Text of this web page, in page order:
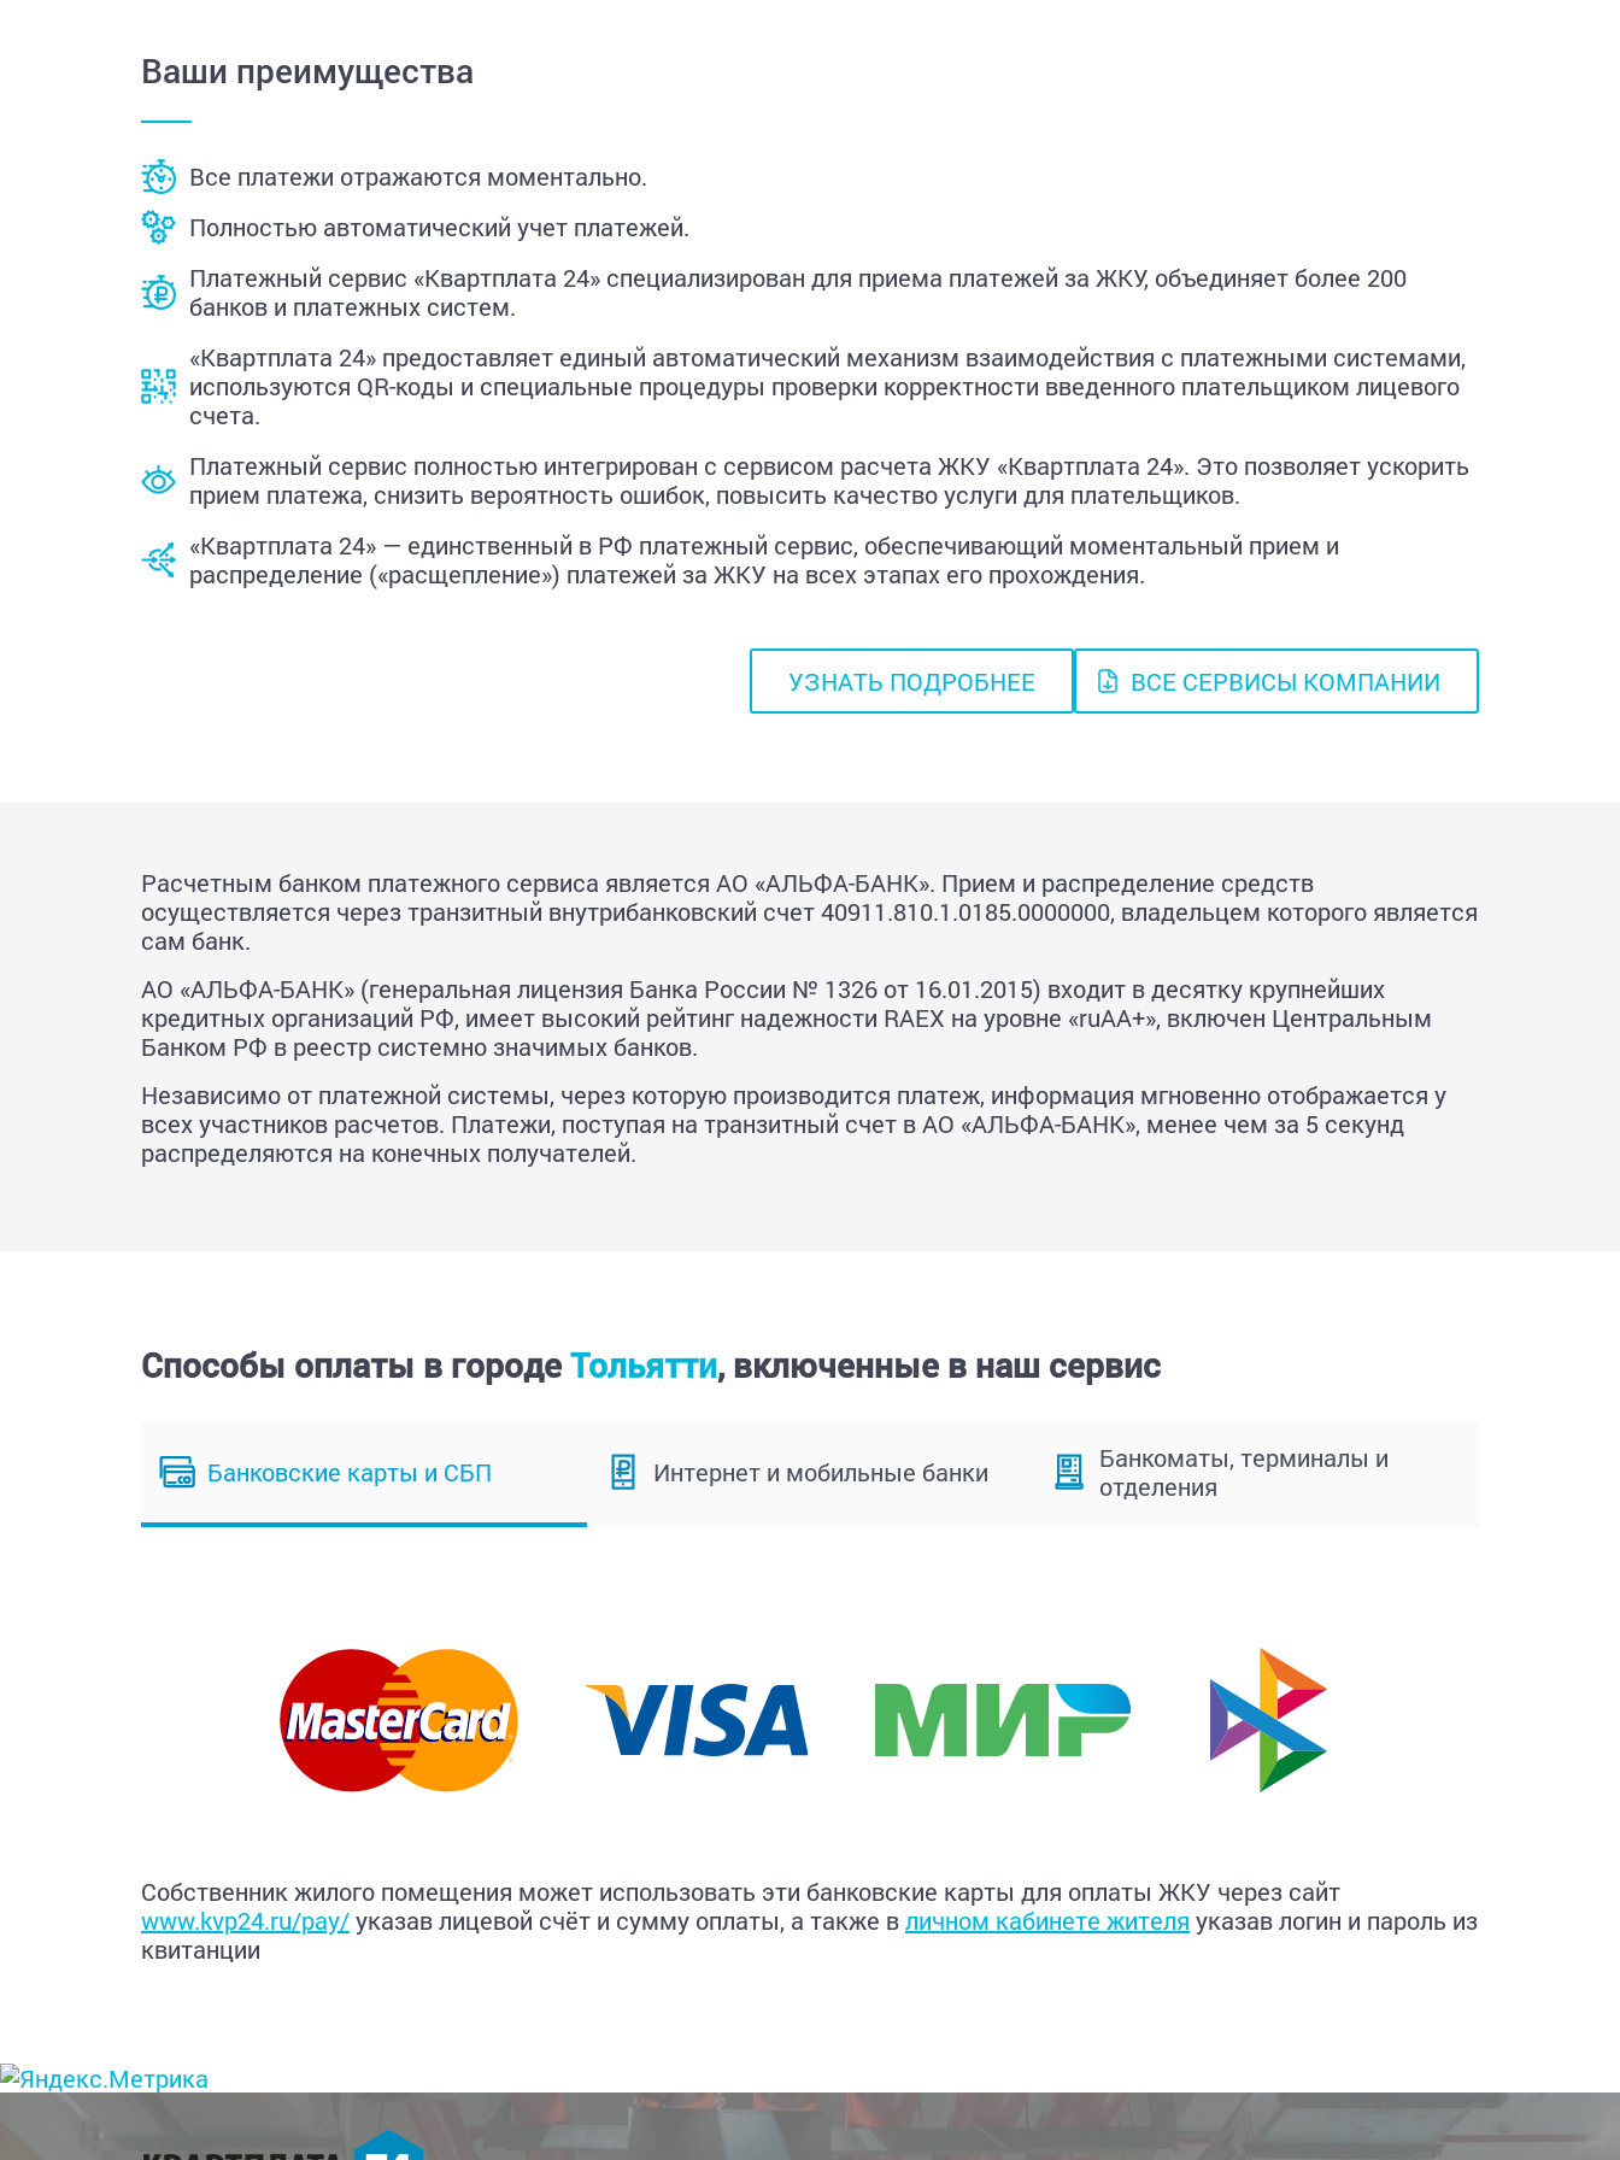
Ваши преимущества
Все платежи отражаются моментально.
Полностью автоматический учет платежей.
Платежный сервис «Квартплата 24» специализирован для приема платежей за ЖКУ, объединяет более 200
банков и платежных систем.
«Квартплата 24» предоставляет единый автоматический механизм взаимодействия с платежными системами,
используются QR-коды и специальные процедуры проверки корректности введенного плательщиком лицевого
счета.
Платежный сервис полностью интегрирован с сервисом расчета ЖКУ «Квартплата 24». Это позволяет ускорить
прием платежа, снизить вероятность ошибок, повысить качество услуги для плательщиков.
«Квартплата 24» — единственный в РФ платежный сервис, обеспечивающий моментальный прием и
распределение («расщепление») платежей за ЖКУ на всех этапах его прохождения.
УЗНАТЬ ПОДРОБНЕЕ ВСЕ СЕРВИСЫ КОМПАНИИ
Расчетным банком платежного сервиса является АО «АЛЬФА-БАНК». Прием и распределение средств
осуществляется через транзитный внутрибанковский счет 40911.810.1.0185.0000000, владельцем которого является
сам банк.
АО «АЛЬФА-БАНК» (генеральная лицензия Банка России № 1326 от 16.01.2015) входит в десятку крупнейших
кредитных организаций РФ, имеет высокий рейтинг надежности RAEX на уровне «ruAA+», включен Центральным
Банком РФ в реестр системно значимых банков.
Независимо от платежной системы, через которую производится платеж, информация мгновенно отображается у
всех участников расчетов. Платежи, поступая на транзитный счет в АО «АЛЬФА-БАНК», менее чем за 5 секунд
распределяются на конечных получателей.
Способы оплаты в городеТольятти, включенные в наш сервис
Банковские карты и СБП Интернет и мобильные банки
Банкоматы, терминалы и
отделения
Собственник жилого помещения может использовать эти банковские карты для оплаты ЖКУ через сайт
www.kvp24.ru/pay/указав лицевой счёт и сумму оплаты, а также вличном кабинете жителя указав логин и пароль из
квитанции
АБ